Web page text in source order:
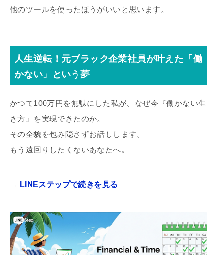
他のツールを使ったほうがいいと思います。
人生逆転！元ブラック企業社員が叶えた「働
かない」という夢
かつて100万円を無駄にした私が、なぜ今『働かない生
き方』を実現できたのか。
その全貌を包み隠さずお話しします。
もう遠回りしたくないあなたへ。
→ LINEステップで続きを見る